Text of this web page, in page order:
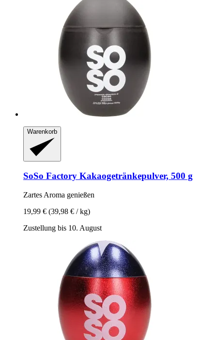
Warenkorb
SoSo Factory Kakaogetränkepulver, 500 g
Zartes Aroma genießen
19,99 € (39,98 € / kg)
Zustellung bis 10. August